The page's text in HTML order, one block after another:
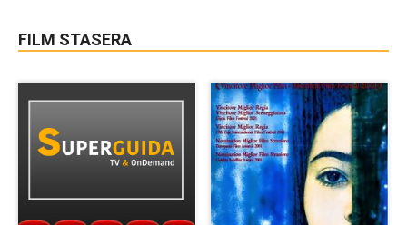
FILM STASERA